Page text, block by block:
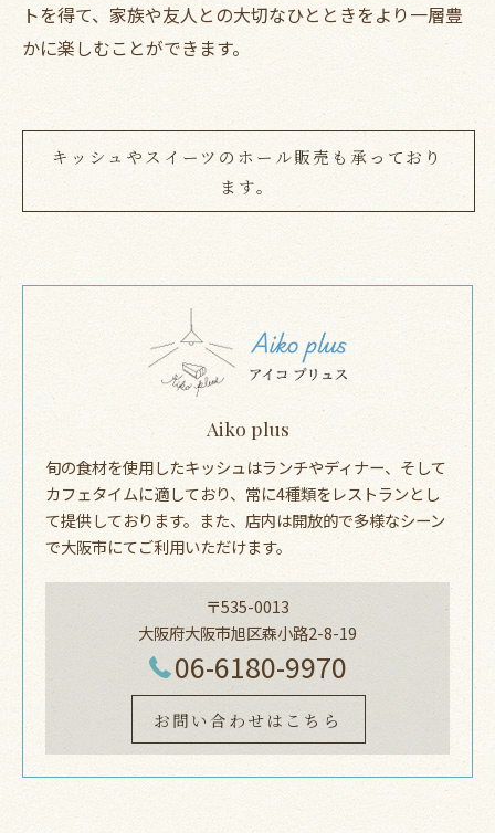
トを得て、家族や友人との大切なひとときをより一層豊
かに楽しむことができます。
キッシュやスイーツのホール販売も承っており
ます。
Aiko plus
旬の食材を使用したキッシュはランチやディナー、そして
カフェタイムに適しており、常に4種類をレストランとし
て提供しております。また、店内は開放的で多様なシーン
で大阪市にてご利用いただけます。
〒535-0013
大阪府大阪市旭区森小路2-8-19
06-6180-9970
お問い合わせはこちら